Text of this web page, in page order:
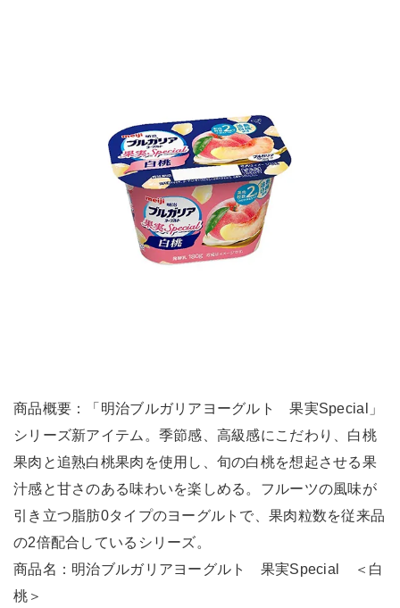
商品概要：「明治ブルガリアヨーグルト 果実Special」
シリーズ新アイテム。季節感、高級感にこだわり、白桃
果肉と追熟白桃果肉を使用し、旬の白桃を想起させる果
汁感と甘さのある味わいを楽しめる。フルーツの風味が
引き立つ脂肪0タイプのヨーグルトで、果肉粒数を従来品
の2倍配合しているシリーズ。
商品名：明治ブルガリアヨーグルト 果実Special ＜白
桃＞